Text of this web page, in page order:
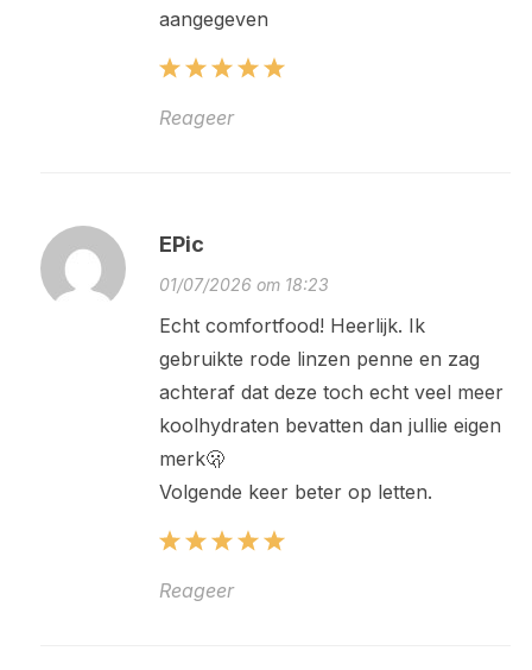
aangegeven
Reageer
EPic
01/07/2026 om 18:23
Echt comfortfood! Heerlijk. Ik
gebruikte rode linzen penne en zag
achteraf dat deze toch echt veel meer
koolhydraten bevatten dan jullie eigen
merk🫢
Volgende keer beter op letten.
Reageer